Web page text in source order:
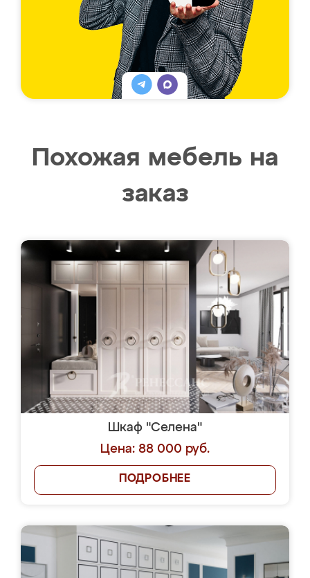
Похожая мебель на
заказ
Шкаф "Селена"
Цена: 88 000 руб.
ПОДРОБНЕЕ